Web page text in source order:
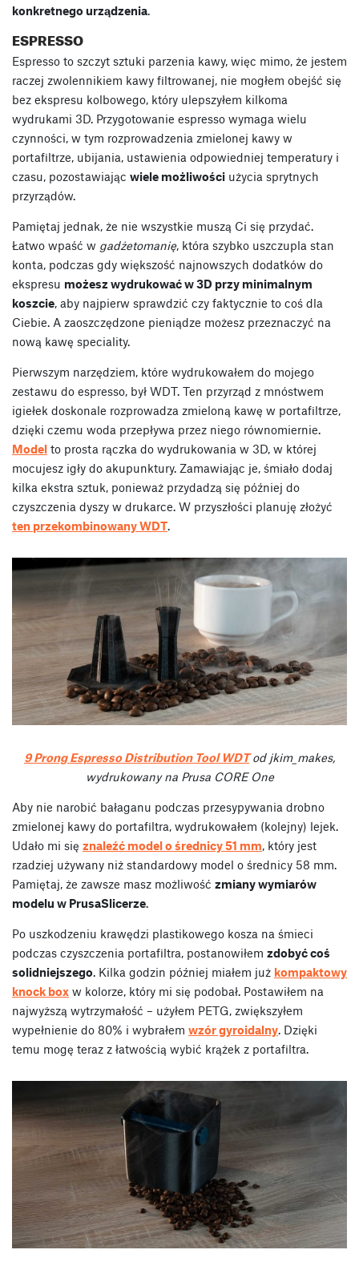
konkretnego urządzenia.
ESPRESSO
Espresso to szczyt sztuki parzenia kawy, więc mimo, że jestem
raczej zwolennikiem kawy filtrowanej, nie mogłem obejść się
bez ekspresu kolbowego, który ulepszyłem kilkoma
wydrukami 3D. Przygotowanie espresso wymaga wielu
czynności, w tym rozprowadzenia zmielonej kawy w
portafiltrze, ubijania, ustawienia odpowiedniej temperatury i
czasu, pozostawiając wiele możliwości użycia sprytnych
przyrządów.
Pamiętaj jednak, że nie wszystkie muszą Ci się przydać.
Łatwo wpaść w gadżetomanię, która szybko uszczupla stan
konta, podczas gdy większość najnowszych dodatków do
ekspresu możesz wydrukować w 3D przy minimalnym
koszcie, aby najpierw sprawdzić czy faktycznie to coś dla
Ciebie. A zaoszczędzone pieniądze możesz przeznaczyć na
nową kawę speciality.
Pierwszym narzędziem, które wydrukowałem do mojego
zestawu do espresso, był WDT. Ten przyrząd z mnóstwem
igiełek doskonale rozprowadza zmieloną kawę w portafiltrze,
dzięki czemu woda przepływa przez niego równomiernie.
Model to prosta rączka do wydrukowania w 3D, w której
mocujesz igły do akupunktury. Zamawiając je, śmiało dodaj
kilka ekstra sztuk, ponieważ przydadzą się później do
czyszczenia dyszy w drukarce. W przyszłości planuję złożyć
ten przekombinowany WDT.
9 Prong Espresso Distribution Tool WDTod jkim_makes,
wydrukowany na Prusa CORE One
Aby nie narobić bałaganu podczas przesypywania drobno
zmielonej kawy do portafiltra, wydrukowałem (kolejny) lejek.
Udało mi się znaleźć model o średnicy 51 mm, który jest
rzadziej używany niż standardowy model o średnicy 58 mm.
Pamiętaj, że zawsze masz możliwość zmiany wymiarów
modelu w PrusaSlicerze.
Po uszkodzeniu krawędzi plastikowego kosza na śmieci
podczas czyszczenia portafiltra, postanowiłem zdobyć coś
solidniejszego. Kilka godzin później miałem już kompaktowy
knock box w kolorze, który mi się podobał. Postawiłem na
najwyższą wytrzymałość – użyłem PETG, zwiększyłem
wypełnienie do 80% i wybrałem wzór gyroidalny. Dzięki
temu mogę teraz z łatwością wybić krążek z portafiltra.